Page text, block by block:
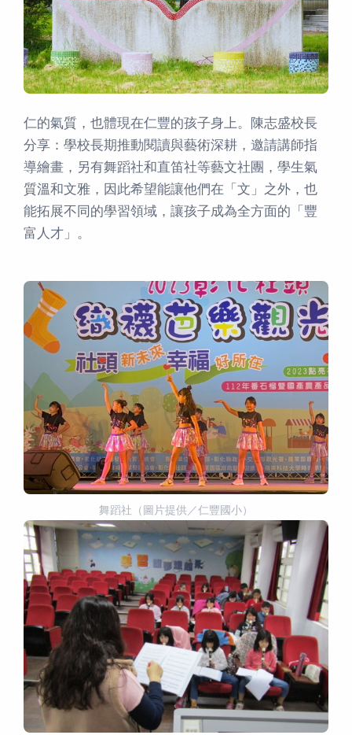
仁的氣質，也體現在仁豐的孩子身上。陳志盛校長
分享：學校長期推動閱讀與藝術深耕，邀請講師指
導繪畫，另有舞蹈社和直笛社等藝文社團，學生氣
質溫和文雅，因此希望能讓他們在「文」之外，也
能拓展不同的學習領域，讓孩子成為全方面的「豐
富人才」。
舞蹈社（圖片提供／仁豐國小）